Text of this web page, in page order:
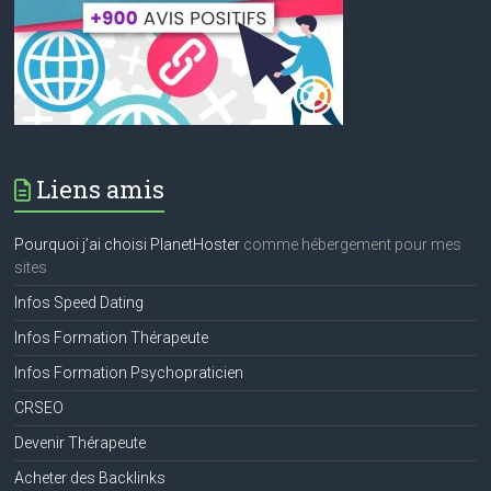
Liens amis
Pourquoi j’ai choisi PlanetHoster comme hébergement pour mes
sites
Infos Speed Dating
Infos Formation Thérapeute
Infos Formation Psychopraticien
CRSEO
Devenir Thérapeute
Acheter des Backlinks